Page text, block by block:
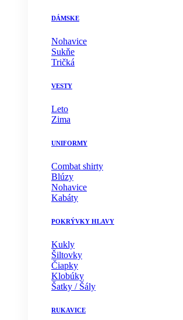
DÁMSKE
Nohavice
Sukňe
Tričká
VESTY
Leto
Zima
UNIFORMY
Combat shirty
Blúzy
Nohavice
Kabáty
POKRÝVKY HLAVY
Kukly
Šiltovky
Čiapky
Klobúky
Šatky / Šály
RUKAVICE